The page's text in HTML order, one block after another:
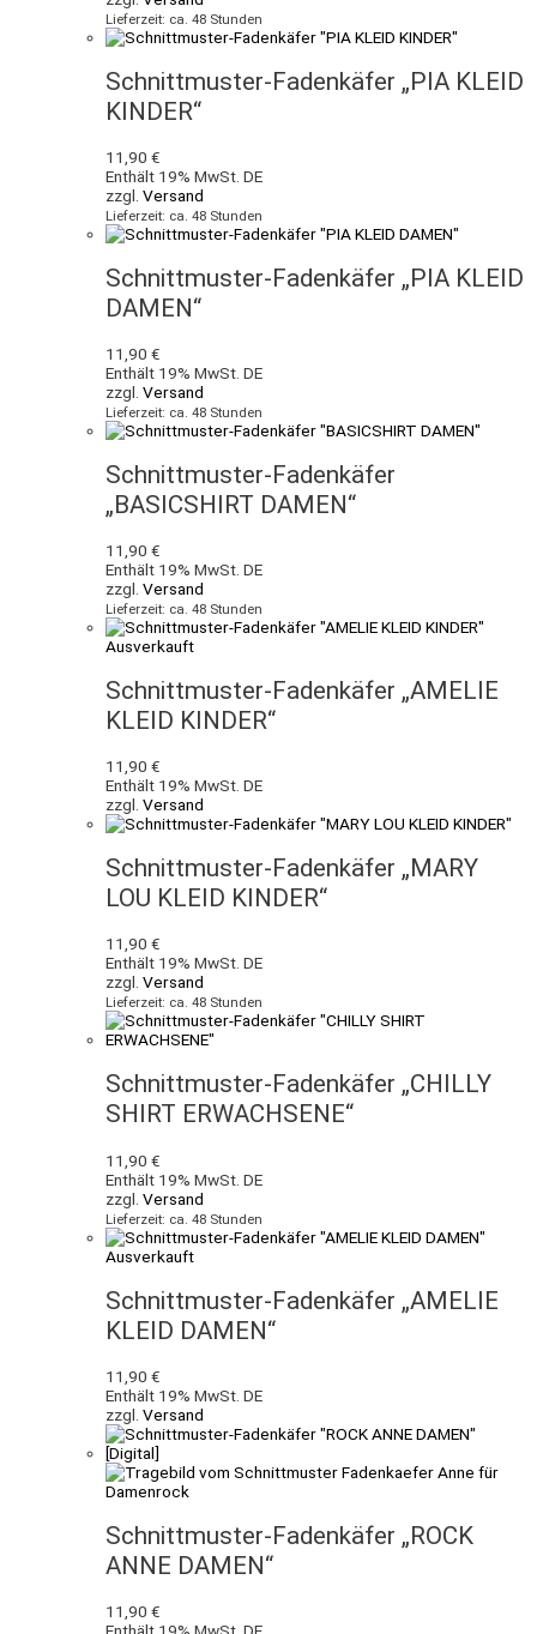
Lieferzeit: ca. 48 Stunden
Schnittmuster-Fadenkäfer „PIA KLEID
KINDER“
11,90 €
Enthält 19% MwSt. DE
zzgl. Versand
Lieferzeit: ca. 48 Stunden
Schnittmuster-Fadenkäfer „PIA KLEID
DAMEN“
11,90 €
Enthält 19% MwSt. DE
zzgl. Versand
Lieferzeit: ca. 48 Stunden
Schnittmuster-Fadenkäfer
„BASICSHIRT DAMEN“
11,90 €
Enthält 19% MwSt. DE
zzgl. Versand
Lieferzeit: ca. 48 Stunden
Ausverkauft
Schnittmuster-Fadenkäfer „AMELIE
KLEID KINDER“
11,90 €
Enthält 19% MwSt. DE
zzgl. Versand
Schnittmuster-Fadenkäfer „MARY
LOU KLEID KINDER“
11,90 €
Enthält 19% MwSt. DE
zzgl. Versand
Lieferzeit: ca. 48 Stunden
Schnittmuster-Fadenkäfer „CHILLY
SHIRT ERWACHSENE“
11,90 €
Enthält 19% MwSt. DE
zzgl. Versand
Lieferzeit: ca. 48 Stunden
Ausverkauft
Schnittmuster-Fadenkäfer „AMELIE
KLEID DAMEN“
11,90 €
Enthält 19% MwSt. DE
zzgl. Versand
Schnittmuster-Fadenkäfer „ROCK
ANNE DAMEN“
11,90 €
Enthält 19% MwSt. DE